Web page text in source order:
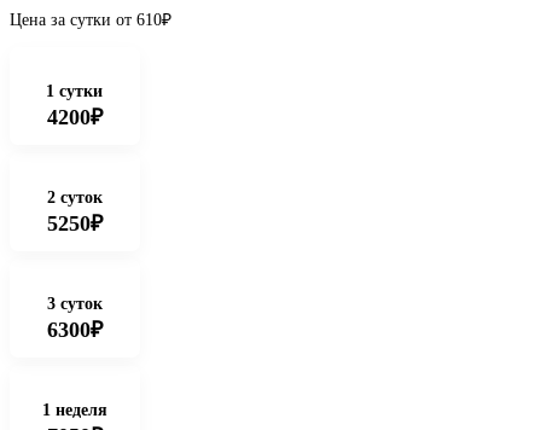
Цена за сутки от 610₽
1 сутки
4200₽
2 суток
5250₽
3 суток
6300₽
1 неделя